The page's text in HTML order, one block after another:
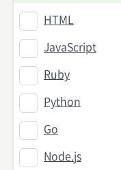
HTML
JavaScript
Ruby
Python
Go
Node.js